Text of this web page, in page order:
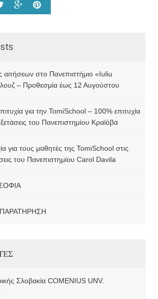
αιτήσεων στο Πανεπιστήμιο «Iuliu
– Προθεσμία έως 12 Αυγούστου
για την TomiSchool – 100% επιτυχία
του Πανεπιστημίου Κραϊόβα
για τους μαθητές της TomiSchool στις
του Πανεπιστημίου Carol Davila
Σλοβακία COMENIUS UNV.